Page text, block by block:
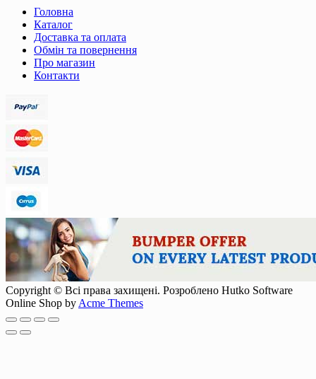
Головна
Каталог
Доставка та оплата
Обмін та повернення
Про магазин
Контакти
Copyright © Всі права захищені. Розроблено Hutko Software
Online Shop by Acme Themes
Scroll
Up